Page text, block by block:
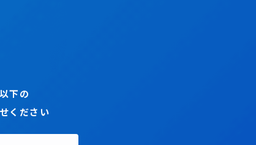
下の
ください